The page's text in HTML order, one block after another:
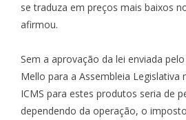
se traduza em preços mais baixos
afirmou.
Sem a aprovação da lei enviada
Mello para a Assembleia Legislativa
ICMS para estes produtos seria de
dependendo da operação, o